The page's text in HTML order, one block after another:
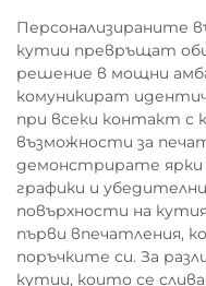
Персонализираните
кутии превръщат
решение в мощни
комуникират
при всеки контакт с
възможности за
демонстрирате
графики и
повърхности на
първи впечатления,
поръчките си. За
кутии, които се